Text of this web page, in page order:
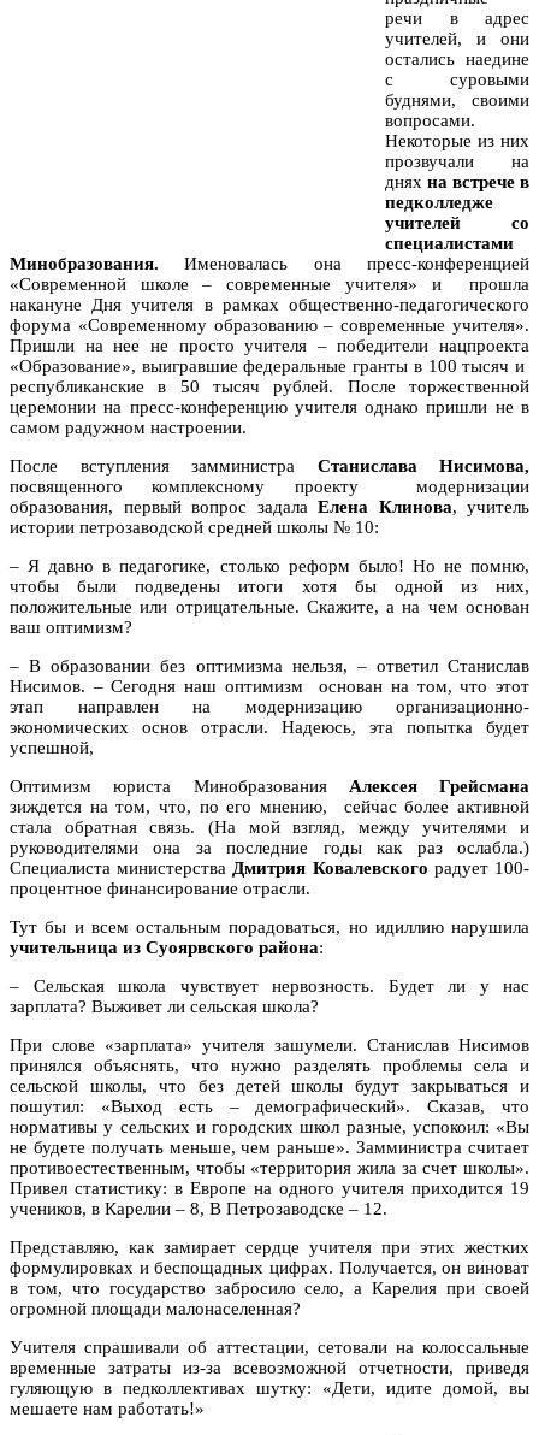
речи в адрес
учителей, и они
остались наедине
с суровыми
буднями, своими
вопросами.
Некоторые из них
прозвучали на
днях на встрече в
педколледже
учителей со
специалистами
Минобразования. Именовалась она пресс-конференцией
«Современной школе – современные учителя» и прошла
накануне Дня учителя в рамках общественно-педагогического
форума «Современному образованию – современные учителя».
Пришли на нее не просто учителя – победители нацпроекта
«Образование», выигравшие федеральные гранты в 100 тысяч и
республиканские в 50 тысяч рублей. После торжественной
церемонии на пресс-конференцию учителя однако пришли не в
самом радужном настроении.
После вступления замминистра Станислава Нисимова,
посвященного комплексному проекту модернизации
образования, первый вопрос задала Елена Клинова, учитель
истории петрозаводской средней школы № 10:
– Я давно в педагогике, столько реформ было! Но не помню,
чтобы были подведены итоги хотя бы одной из них,
положительные или отрицательные. Скажите, а на чем основан
ваш оптимизм?
– В образовании без оптимизма нельзя, – ответил Станислав
Нисимов. – Сегодня наш оптимизм основан на том, что этот
этап направлен на модернизацию организационно-
экономических основ отрасли. Надеюсь, эта попытка будет
успешной,
Оптимизм юриста Минобразования Алексея Грейсмана
зиждется на том, что, по его мнению, сейчас более активной
стала обратная связь. (На мой взгляд, между учителями и
руководителями она за последние годы как раз ослабла.)
Специалиста министерства Дмитрия Ковалевского радует 100-
процентное финансирование отрасли.
Тут бы и всем остальным порадоваться, но идиллию нарушила
учительница из Суоярвского района:
– Сельская школа чувствует нервозность. Будет ли у нас
зарплата? Выживет ли сельская школа?
При слове «зарплата» учителя зашумели. Станислав Нисимов
принялся объяснять, что нужно разделять проблемы села и
сельской школы, что без детей школы будут закрываться и
пошутил: «Выход есть – демографический». Сказав, что
нормативы у сельских и городских школ разные, успокоил: «Вы
не будете получать меньше, чем раньше». Замминистра считает
противоестественным, чтобы «территория жила за счет школы».
Привел статистику: в Европе на одного учителя приходится 19
учеников, в Карелии – 8, В Петрозаводске – 12.
Представляю, как замирает сердце учителя при этих жестких
формулировках и беспощадных цифрах. Получается, он виноват
в том, что государство забросило село, а Карелия при своей
огромной площади малонаселенная?
Учителя спрашивали об аттестации, сетовали на колоссальные
временные затраты из-за всевозможной отчетности, приведя
гуляющую в педколлективах шутку: «Дети, идите домой, вы
мешаете нам работать!»